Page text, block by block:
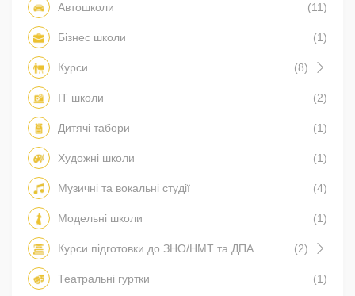
Автошколи (11)
Бізнес школи (1)
Курси (8)
IT школи (2)
Дитячі табори (1)
Художні школи (1)
Музичні та вокальні студії (4)
Модельні школи (1)
Курси підготовки до ЗНО/НМТ та ДПА (2)
Театральні гуртки (1)